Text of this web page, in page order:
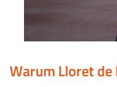
Warum Lloret de